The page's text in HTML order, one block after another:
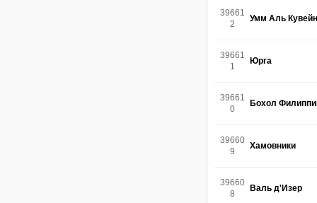
39661
2
Умм Аль Кувейн
39661
1
Юрга
39661
0
Бохол
39660
9
Хамовники
39660
8
Валь д'Изер